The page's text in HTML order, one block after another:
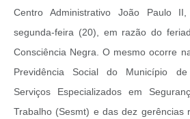
Centro Administrativo João Paulo
segunda-feira (20), em razão do
Consciência Negra. O mesmo ocorre
Previdência Social do Município
Serviços Especializados em
Trabalho (Sesmt) e das dez gerências